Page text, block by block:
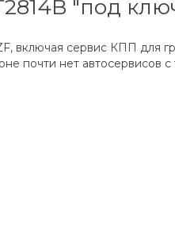
"под
включая сервис КПП
почти нет автосервисов